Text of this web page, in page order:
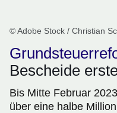
© Adobe Stock / Christian
Bescheide
Bis Mitte Februar
über eine halbe